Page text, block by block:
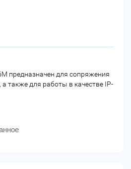
предназначен для сопряжения
также для работы в качестве IP-